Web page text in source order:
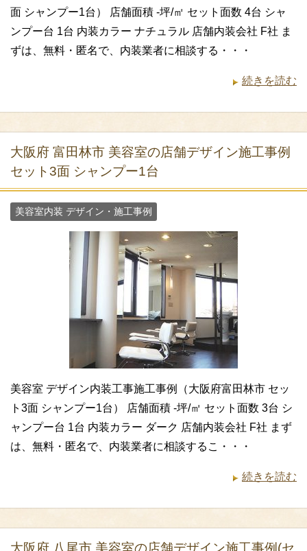
面 シャンプー1台） 店舗面積 -坪/㎡ セット面数 4台 シャ
ンプー台 1台 内装カラー ナチュラル 店舗内装会社 F社 ま
ずは、無料・匿名で、内装業者に相談する・・・
続きを読む
大阪府 富田林市 美容室の店舗デザイン施工事例
セット3面 シャンプー1台
美容室内装 デザイン・施工事例
美容室 デザイン内装工事施工事例（大阪府富田林市 セッ
ト3面 シャンプー1台） 店舗面積 -坪/㎡ セット面数 3台 シ
ャンプー台 1台 内装カラー ダーク 店舗内装会社 F社 まず
は、無料・匿名で、内装業者に相談するこ・・・
続きを読む